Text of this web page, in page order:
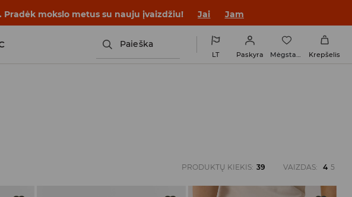
mokslo metus su nauju įvaizdžiu! Jai Jam
Paieška
LT Paskyra Mėgstamiausi Krepšelis
PRODUKTŲ KIEKIS: 39 VAIZDAS: 4 5